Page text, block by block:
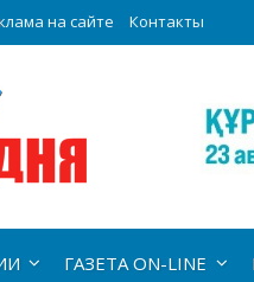
на сайте Контакты
ГАЗЕТА ON-LINE